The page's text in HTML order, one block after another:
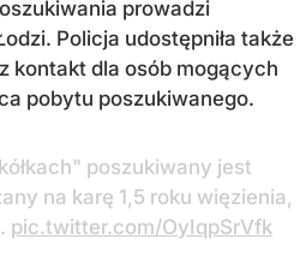
prowadzi
Policja udostępniła także
kontakt dla osób mogących
pobytu poszukiwanego.
poszukiwany jest
na karę 1,5 roku więzienia,
pic.twitter.com/OyIqpSrVfk